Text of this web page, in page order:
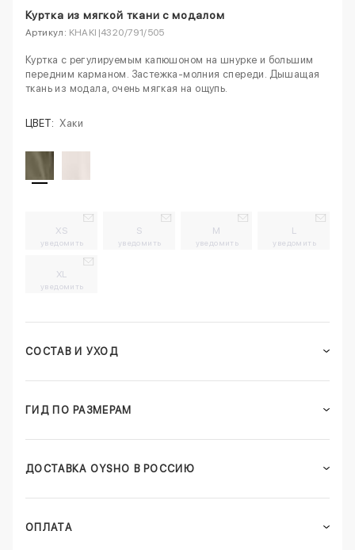
Куртка из мягкой ткани с модалом
Артикул: KHAKI|4320/791/505
Куртка с регулируемым капюшоном на шнурке и большим
передним карманом. Застежка-молния спереди. Дышащая
ткань из модала, очень мягкая на ощупь.
ЦВЕТ: Хаки
XS
уведомить
S
уведомить
M
уведомить
L
уведомить
XL
уведомить
СОСТАВ И УХОД
ГИД ПО РАЗМЕРАМ
ДОСТАВКА OYSHO В РОССИЮ
ОПЛАТА